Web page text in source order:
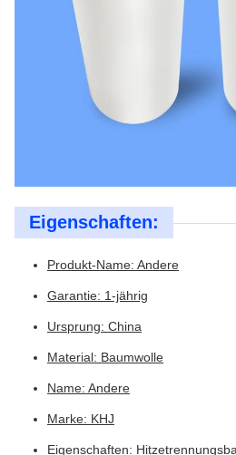
Eigenschaften:
Produkt-Name: Andere
Garantie: 1-jährig
Ursprung: China
Material: Baumwolle
Name: Andere
Marke: KHJ
Eigenschaften: